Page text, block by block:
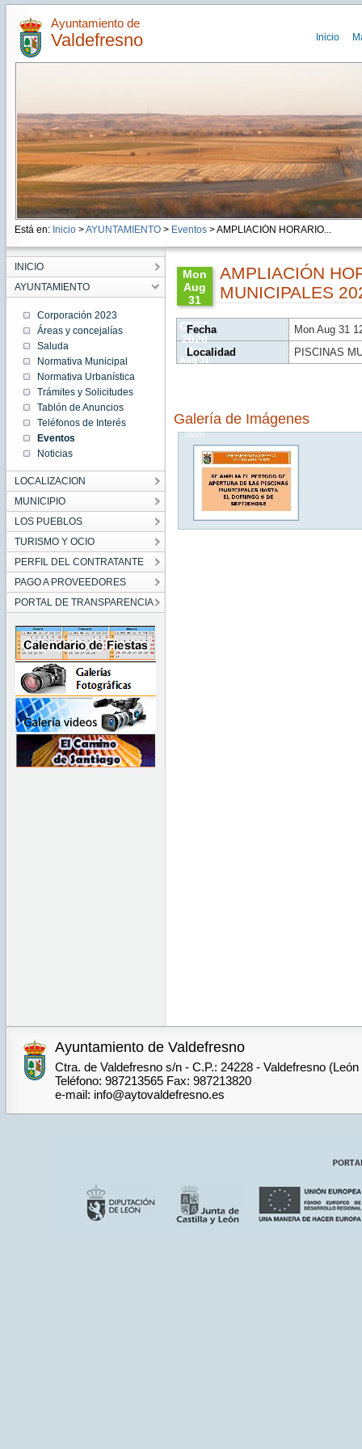
Ayuntamiento de
Valdefresno Inicio
Está en: Inicio >AYUNTAMIENTO> Eventos> AMPLIACIÓN HORARIO...
INICIO
AYUNTAMIENTO
Corporación 2023
Áreas y concejalías
Saluda
Normativa Municipal
Normativa Urbanística
Trámites y Solicitudes
Tablón de Anuncios
Teléfonos de Interés
Eventos
Noticias
LOCALIZACION
MUNICIPIO
LOS PUEBLOS
TURISMO Y OCIO
PERFIL DEL CONTRATANTE
PAGO A PROVEEDORES
PORTAL DE TRANSPARENCIA
Mon
Aug
31
CEST
2020
Mon
Aug 31
12:40:00
CEST
2020
AMPLIACIÓN
MUNICIPALES
Fecha
Mon Aug 31
Localidad
PISCINAS
Galería de Imágenes
Ayuntamiento de Valdefresno
Ctra. de Valdefresno s/n - C.P.: 24228 - Valdefresno
Teléfono: 987213565 Fax: 987213820
e-mail: info@aytovaldefresno.es